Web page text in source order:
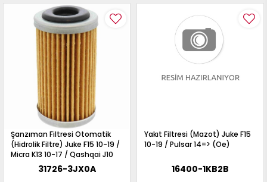
Şanzıman Filtresi Otomatik
(Hidrolik Filtre) Juke F15 10-19 /
Micra K13 10-17 / Qashqai J10
31726-3JX0A
Yakıt Filtresi (Mazot) Juke F15
10-19 / Pulsar 14=> (Oe)
16400-1KB2B